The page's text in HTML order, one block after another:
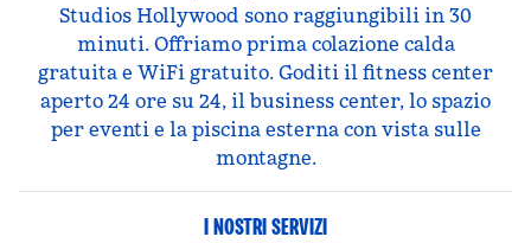
Studios Hollywood sono raggiungibili in 30
minuti. Offriamo prima colazione calda
gratuita e WiFi gratuito. Goditi il fitness center
aperto 24 ore su 24, il business center, lo spazio
per eventi e la piscina esterna con vista sulle
montagne.
I NOSTRI SERVIZI